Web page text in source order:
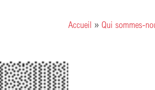
Accueil »Qui sommes-